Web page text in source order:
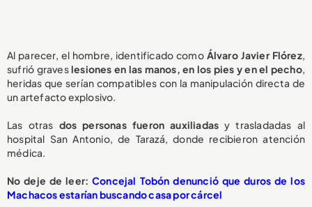
Al parecer, el hombre, identificado como Álvaro Javier Flórez,
sufrió graveslesiones en las manos, en los pies y en el pecho,
heridas que serían compatibles con la manipulación directa de
un artefacto explosivo.
Las otras dos personas fueron auxiliadas y trasladadas al
hospital San Antonio, de Tarazá, donde recibieron atención
médica.
No deje de leer: Concejal Tobón denunció que duros de los
Machacos estarían buscando casa por cárcel